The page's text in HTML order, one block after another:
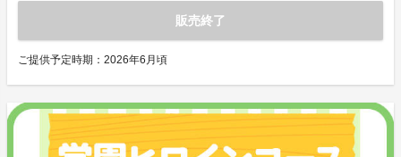
販売終了
ご提供予定時期： 2026年6月頃